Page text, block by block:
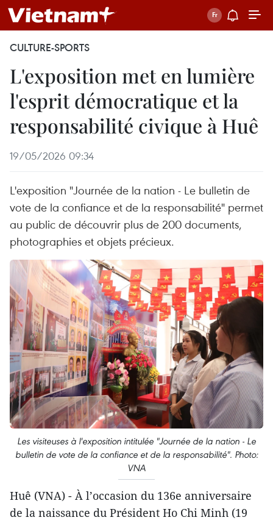
CULTURE-SPORTS
L'exposition met en lumière
l'esprit démocratique et la
responsabilité civique à Huê
19/05/2026 09:34
L'exposition "Journée de la nation - Le bulletin de
vote de la confiance et de la responsabilité" permet
au public de découvrir plus de 200 documents,
photographies et objets précieux.
Les visiteuses à l'exposition intitulée "Journée de la nation - Le
bulletin de vote de la confiance et de la responsabilité". Photo:
VNA
Huê (VNA) - À l’occasion du 136e anniversaire
de la naissance du Président Ho Chi Minh (19